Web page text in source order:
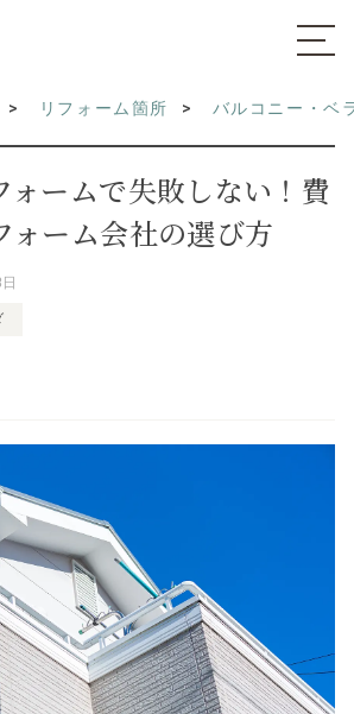
リフォーム箇所 バルコニー・ベ
ォームで失敗しない！費
ォーム会社の選び方